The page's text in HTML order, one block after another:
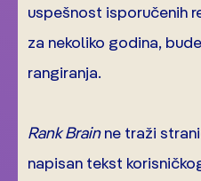
uspešnost isporučenih
za nekoliko godina,
rangiranja.
Rank Brainne traži
napisan tekst